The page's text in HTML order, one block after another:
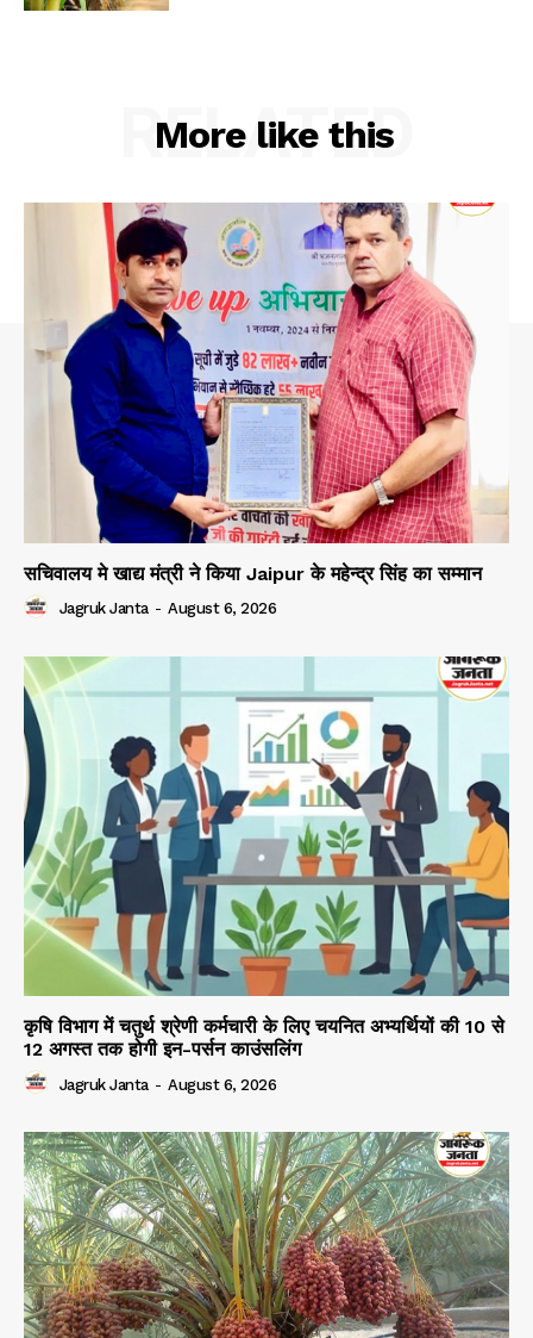
More like this
RELATED
सचिवालय मे खाद्य मंत्री ने किया Jaipur के महेन्द्र सिंह का सम्मान
Jagruk Janta - August 6, 2026
कृषि विभाग में चतुर्थ श्रेणी कर्मचारी के लिए चयनित अभ्यर्थियों की 10 से
12 अगस्त तक होगी इन-पर्सन काउंसलिंग
Jagruk Janta - August 6, 2026